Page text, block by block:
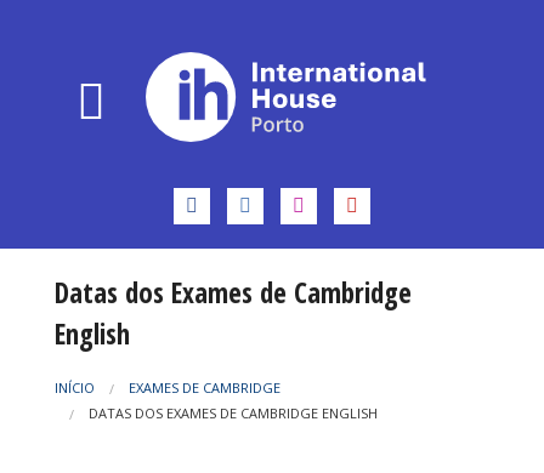
Datas dos Exames de Cambridge
English
INÍCIO
EXAMES DE CAMBRIDGE
DATAS DOS EXAMES DE CAMBRIDGE ENGLISH